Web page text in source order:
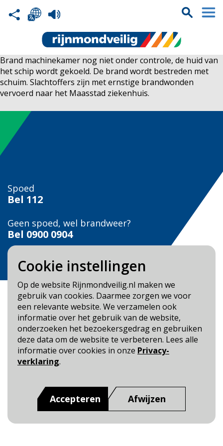
Cookie instellingen
Op de website Rijnmondveilig.nl maken we
gebruik van cookies. Daarmee zorgen we voor
een relevante website. We verzamelen ook
informatie over het gebruik van de website,
onderzoeken het bezoekersgedrag en gebruiken
deze data om de website te verbeteren. Lees alle
informatie over cookies in onze Privacy-
verklaring.
Accepteren Afwijzen
Brand machinekamer nog niet onder controle, de huid van
het schip wordt gekoeld. De brand wordt bestreden met
schuim. Slachtoffers zijn met ernstige brandwonden
vervoerd naar het Maasstad ziekenhuis.
Spoed
Bel 112
Geen spoed, wel brandweer?
Bel 0900 0904
Veilig Leven?
Bel 0900-8387
Blijf op de hoogte
Cookie- en Privacybeleid
Dit is een website van
Veiligheidsregio Rotterdam-